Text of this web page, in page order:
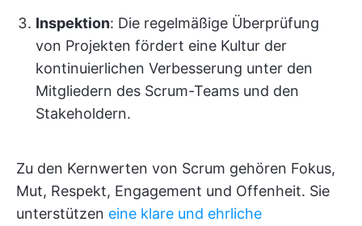
Inspektion: Die regelmäßige Überprüfung
von Projekten fördert eine Kultur der
kontinuierlichen Verbesserung unter den
Mitgliedern des Scrum-Teams und den
Stakeholdern.
Zu den Kernwerten von Scrum gehören Fokus,
Mut, Respekt, Engagement und Offenheit. Sie
unterstützen eine klare und ehrliche